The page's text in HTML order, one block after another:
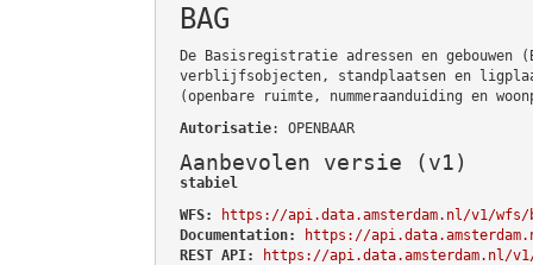
BAG
De Basisregistratie adressen en gebouwen
verblijfsobjecten, standplaatsen en
(openbare ruimte, nummeraanduiding en
Autorisatie: OPENBAAR
Aanbevolen versie (v1)
stabiel
WFS:
https://api.data.amsterdam.nl/v1/wfs/
Documentation:
https://
REST API:
https://api.data.amsterdam.nl/